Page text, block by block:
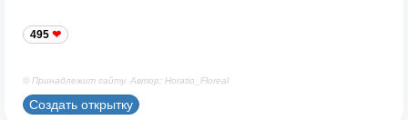
495
© Принадлежит сайту. Автор: Horatio_Floreal
Создать открытку